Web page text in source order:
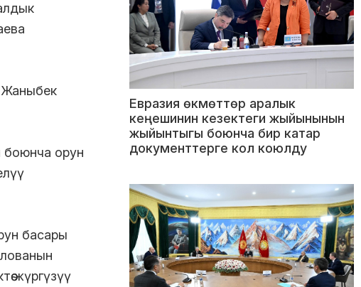
Жаныбек
боюнча орун
басары
жүргүзүү
Евразия өкмөттөр аралык
кеңешинин кезектеги жыйынынын
жыйынтыгы боюнча бир катар
документтерге кол коюлду